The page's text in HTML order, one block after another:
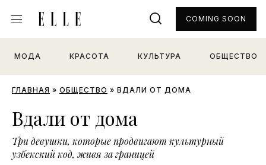
МОДА КРАСОТА КУЛЬТУРА ОБЩЕСТВО
COMING SOON
ГЛАВНАЯ » ОБЩЕСТВО » ВДАЛИ ОТ ДОМА
Вдали от дома
Три девушки, которые продвигают культурный
узбекский код, живя за границей